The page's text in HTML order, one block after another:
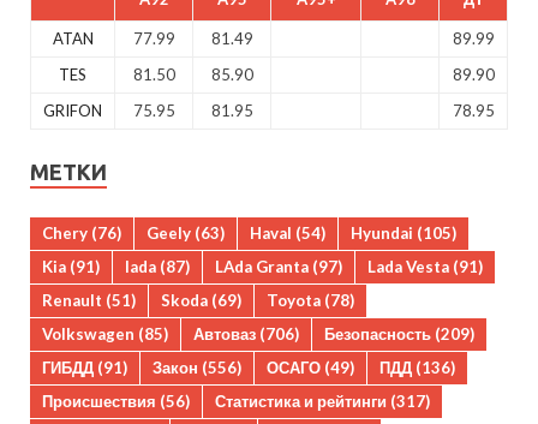
ATAN 77.99 81.49
89.99
TES
81.50 85.90
89.90
GRIFON
75.95 81.95 78.95
МЕТКИ
Chery (76) Geely (63) Haval (54) Hyundai (105)
Kia (91) lada (87) LAda Granta (97) Lada Vesta (91)
Renault (51) Skoda (69) Toyota (78)
Volkswagen (85) Автоваз (706) Безопасность (209)
ГИБДД (91) Закон (556) ОСАГО (49) ПДД (136)
Происшествия (56) Статистика и рейтинги (317)